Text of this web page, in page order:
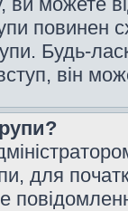
Будь-
він
для